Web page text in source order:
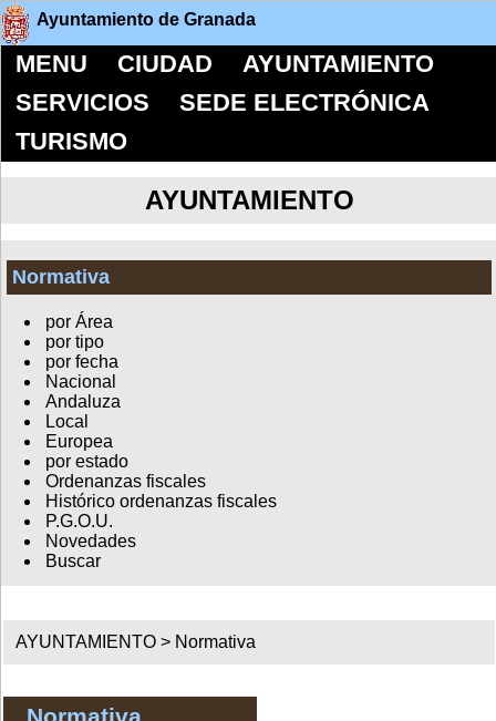
Ayuntamiento de Granada
MENU CIUDAD
AYUNTAMIENTO
SERVICIOS
SEDE ELECTRÓNICA
TURISMO
AYUNTAMIENTO
Normativa
por Área
por tipo
por fecha
Nacional
Andaluza
Local
Europea
por estado
Ordenanzas fiscales
Histórico ordenanzas fiscales
P.G.O.U.
Novedades
Buscar
AYUNTAMIENTO > Normativa